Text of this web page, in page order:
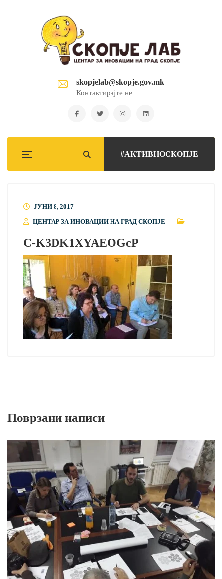
skopjelab@skopje.gov.mk
Контактирајте не
#АКТИВНОСКОПЈЕ
ЈУНИ 8, 2017
ЦЕНТАР ЗА ИНОВАЦИИ НА ГРАД СКОПЈЕ
C-K3DK1XYAEOGcP
Поврзани написи